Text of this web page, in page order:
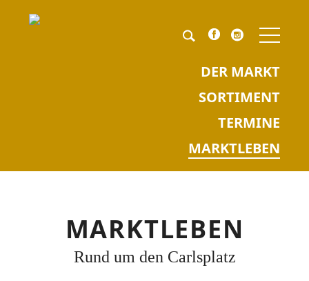
DER MARKT
SORTIMENT
TERMINE
MARKTLEBEN
Pflichtfeld
Keyword *
MARKTLEBEN
Rund um den Carlsplatz